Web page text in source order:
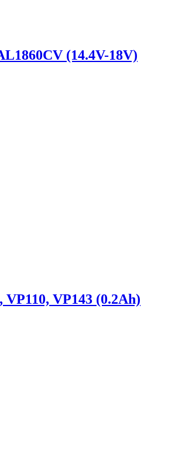
(14.4V-18V)
VP143 (0.2Ah)